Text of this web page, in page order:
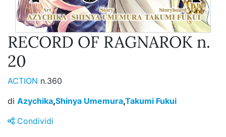
RECORD OF RAGNAROK n.
20
ACTION n.360
di Azychika,Shinya Umemura,Takumi Fukui
Condividi